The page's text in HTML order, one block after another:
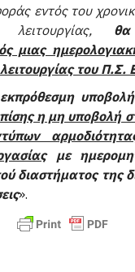
εντός του
μιας
του
η μη υποβολή
με
διαστήματος της
».